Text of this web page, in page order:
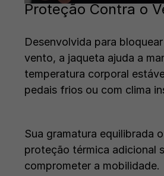
Proteção Contra o
Desenvolvida para
vento, a jaqueta ajuda a
temperatura corporal
pedais frios ou com clima
Sua gramatura equilibrada
proteção térmica adicional
comprometer a mobilidade.